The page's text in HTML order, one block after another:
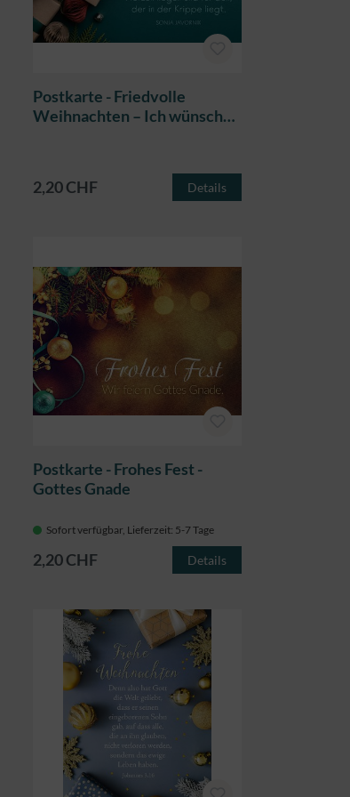
Postkarte - Friedvolle
Weihnachten – Ich wünsche
2,20 CHF Details
Postkarte - Frohes Fest -
Gottes Gnade
Sofort verfügbar, Lieferzeit: 5-7 Tage
2,20 CHF Details